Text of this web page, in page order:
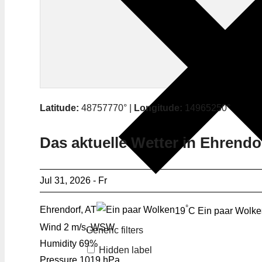
Generic filters
Hidden label
Latitude: 48757770° | Longitude: 14965250°
Das aktuelle Wetter in
Jul 31, 2026 - Fr
Ehrendorf, AT 19°C Ein paar
Wind 2 m/s, WSW
Humidity 69%
Pressure 1019 hPa